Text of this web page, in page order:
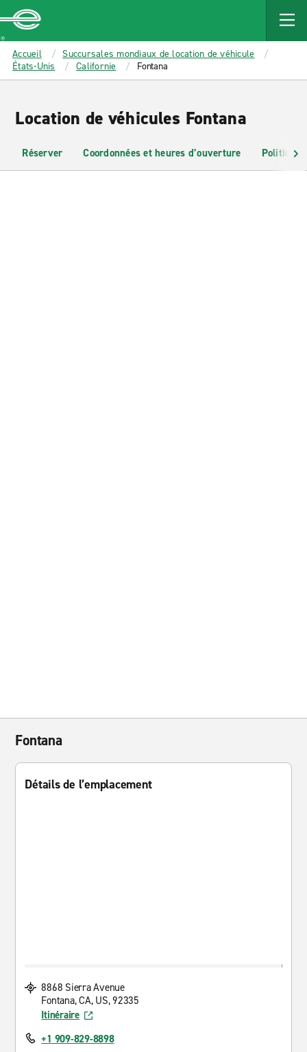
MAIN
CONTENT
Enterprise
Accueil
Succursales mondiaux de location de véhicule
États-Unis
Californie Fontana
Location de véhicules Fontana
Réserver Coordonnées et heures d’ouverture Politiques
Fontana
Détails de l’emplacement
8868 Sierra Avenue
Fontana, CA, US, 92335
Itinéraire
+1 909-829-8898